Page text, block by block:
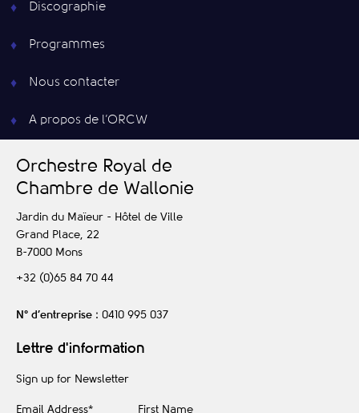
Discographie
Programmes
Nous contacter
A propos de l’ORCW
Orchestre Royal de
Chambre de Wallonie
Jardin du Maïeur - Hôtel de Ville
Grand Place, 22
B-7000 Mons
+32 (0)65 84 70 44
N° d’entreprise : 0410 995 037
Lettre d'information
Sign up for Newsletter
Email Address* First Name